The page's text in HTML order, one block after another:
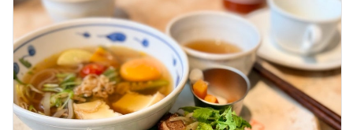
角煮みたいで美味しすぎるビーフ
Amebaトピックス 1日前